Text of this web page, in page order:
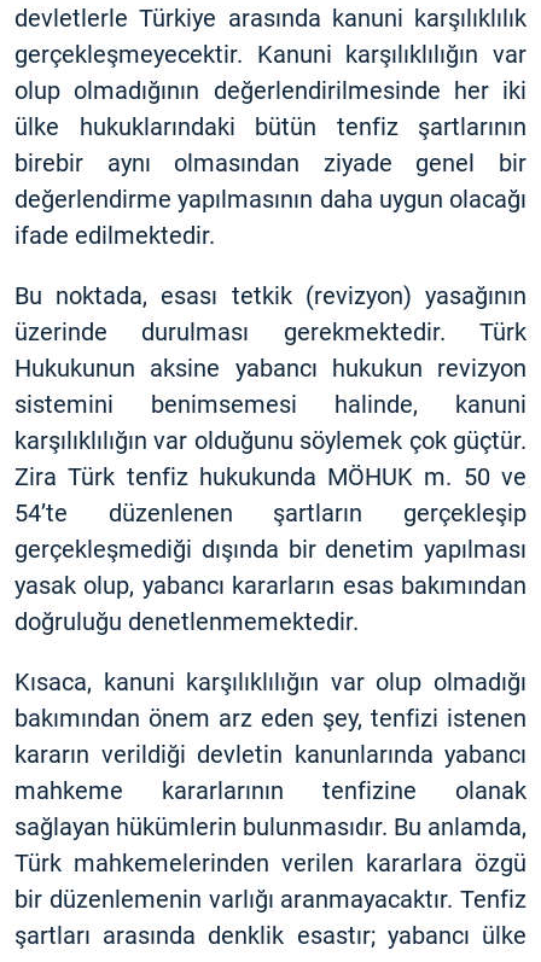
devletlerle Türkiye arasında kanuni karşılıklılık
gerçekleşmeyecektir. Kanuni karşılıklılığın var
olup olmadığının değerlendirilmesinde her iki
ülke hukuklarındaki bütün tenfiz şartlarının
birebir aynı olmasından ziyade genel bir
değerlendirme yapılmasının daha uygun olacağı
ifade edilmektedir.
Bu noktada, esası tetkik (revizyon) yasağının
üzerinde durulması gerekmektedir. Türk
Hukukunun aksine yabancı hukukun revizyon
sistemini benimsemesi halinde, kanuni
karşılıklılığın var olduğunu söylemek çok güçtür.
Zira Türk tenfiz hukukunda MÖHUK m. 50 ve
54’te düzenlenen şartların gerçekleşip
gerçekleşmediği dışında bir denetim yapılması
yasak olup, yabancı kararların esas bakımından
doğruluğu denetlenmemektedir.
Kısaca, kanuni karşılıklılığın var olup olmadığı
bakımından önem arz eden şey, tenfizi istenen
kararın verildiği devletin kanunlarında yabancı
mahkeme kararlarının tenfizine olanak
sağlayan hükümlerin bulunmasıdır. Bu anlamda,
Türk mahkemelerinden verilen kararlara özgü
bir düzenlemenin varlığı aranmayacaktır. Tenfiz
şartları arasında denklik esastır; yabancı ülke